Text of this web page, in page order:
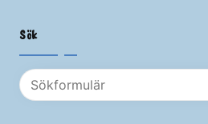
Sök